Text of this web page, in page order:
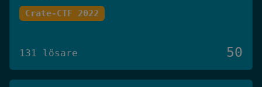
Crate-CTF 2022
131 lösare 50